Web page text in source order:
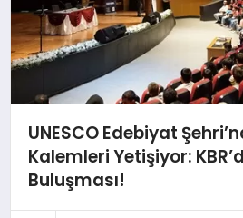
UNESCO Edebiyat
Kalemleri Yetişiyor:
Buluşması!